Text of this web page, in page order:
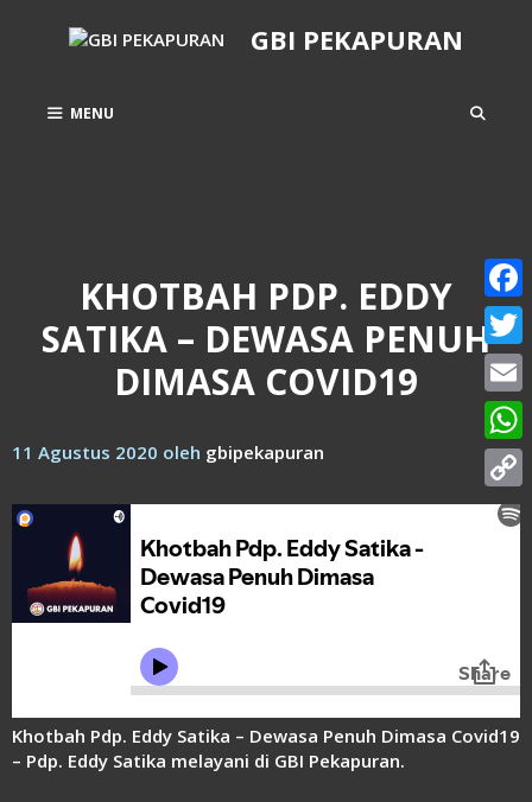
GBI PEKAPURAN
MENU
KHOTBAH PDP. EDDY
SATIKA – DEWASA PENUH
DIMASA COVID19
11 Agustus 2020 oleh gbipekapuran
Khotbah Pdp. Eddy Satika – Dewasa Penuh Dimasa Covid19
– Pdp. Eddy Satika melayani di GBI Pekapuran.
Email
Copy